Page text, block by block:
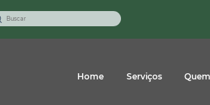
Home Serviços